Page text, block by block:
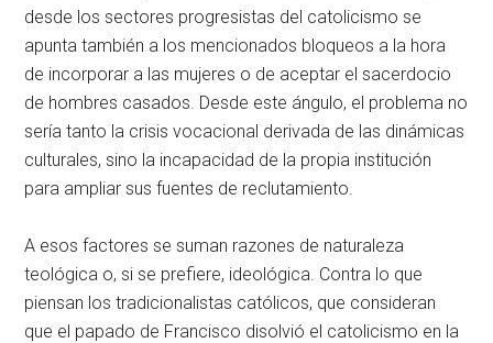
desde los sectores progresistas del catolicismo se
apunta también a los mencionados bloqueos a la hora
de incorporar a las mujeres o de aceptar el sacerdocio
de hombres casados. Desde este ángulo, el problema no
sería tanto la crisis vocacional derivada de las dinámicas
culturales, sino la incapacidad de la propia institución
para ampliar sus fuentes de reclutamiento.
A esos factores se suman razones de naturaleza
teológica o, si se prefiere, ideológica. Contra lo que
piensan los tradicionalistas católicos, que consideran
que el papado de Francisco disolvió el catolicismo en la